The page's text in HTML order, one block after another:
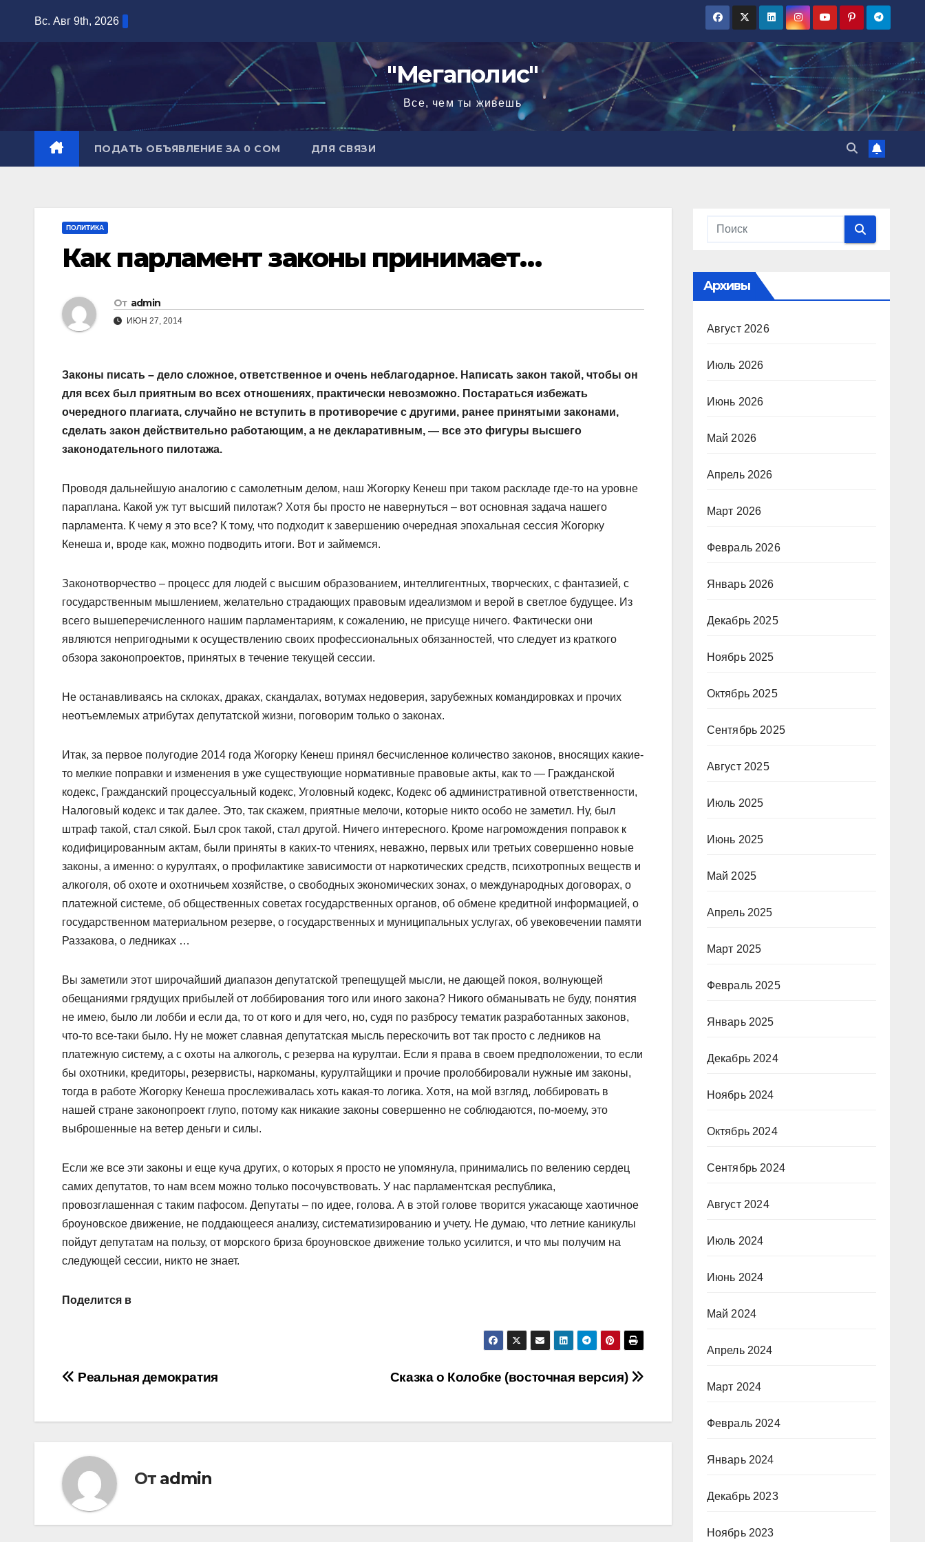
содержимому
Вс. Авг 9th, 2026
"Мегаполис"
Все, чем ты живешь
ПОДАТЬ ОБЪЯВЛЕНИЕ ЗА 0 СОМ ДЛЯ СВЯЗИ
ПОЛИТИКА
Как парламент законы принимает…
От admin
ИЮН 27, 2014
Законы писать – дело сложное, ответственное и очень неблагодарное. Написать закон такой, чтобы он
для всех был приятным во всех отношениях, практически невозможно. Постараться избежать
очередного плагиата, случайно не вступить в противоречие с другими, ранее принятыми законами,
сделать закон действительно работающим, а не декларативным, — все это фигуры высшего
законодательного пилотажа.
Проводя дальнейшую аналогию с самолетным делом, наш Жогорку Кенеш при таком раскладе где-то на уровне
параплана. Какой уж тут высший пилотаж? Хотя бы просто не навернуться – вот основная задача нашего
парламента. К чему я это все? К тому, что подходит к завершению очередная эпохальная сессия Жогорку
Кенеша и, вроде как, можно подводить итоги. Вот и займемся.
Законотворчество – процесс для людей с высшим образованием, интеллигентных, творческих, с фантазией, с
государственным мышлением, желательно страдающих правовым идеализмом и верой в светлое будущее. Из
всего вышеперечисленного нашим парламентариям, к сожалению, не присуще ничего. Фактически они
являются непригодными к осуществлению своих профессиональных обязанностей, что следует из краткого
обзора законопроектов, принятых в течение текущей сессии.
Не останавливаясь на склоках, драках, скандалах, вотумах недоверия, зарубежных командировках и прочих
неотъемлемых атрибутах депутатской жизни, поговорим только о законах.
Итак, за первое полугодие 2014 года Жогорку Кенеш принял бесчисленное количество законов, вносящих какие-
то мелкие поправки и изменения в уже существующие нормативные правовые акты, как то — Гражданской
кодекс, Гражданский процессуальный кодекс, Уголовный кодекс, Кодекс об административной ответственности,
Налоговый кодекс и так далее. Это, так скажем, приятные мелочи, которые никто особо не заметил. Ну, был
штраф такой, стал сякой. Был срок такой, стал другой. Ничего интересного. Кроме нагромождения поправок к
кодифицированным актам, были приняты в каких-то чтениях, неважно, первых или третьих совершенно новые
законы, а именно: о курултаях, о профилактике зависимости от наркотических средств, психотропных веществ и
алкоголя, об охоте и охотничьем хозяйстве, о свободных экономических зонах, о международных договорах, о
платежной системе, об общественных советах государственных органов, об обмене кредитной информацией, о
государственном материальном резерве, о государственных и муниципальных услугах, об увековечении памяти
Раззакова, о ледниках …
Вы заметили этот широчайший диапазон депутатской трепещущей мысли, не дающей покоя, волнующей
обещаниями грядущих прибылей от лоббирования того или иного закона? Никого обманывать не буду, понятия
не имею, было ли лобби и если да, то от кого и для чего, но, судя по разбросу тематик разработанных законов,
что-то все-таки было. Ну не может славная депутатская мысль перескочить вот так просто с ледников на
платежную систему, а с охоты на алкоголь, с резерва на курултаи. Если я права в своем предположении, то если
бы охотники, кредиторы, резервисты, наркоманы, курултайщики и прочие пролоббировали нужные им законы,
тогда в работе Жогорку Кенеша прослеживалась хоть какая-то логика. Хотя, на мой взгляд, лоббировать в
нашей стране законопроект глупо, потому как никакие законы совершенно не соблюдаются, по-моему, это
выброшенные на ветер деньги и силы.
Если же все эти законы и еще куча других, о которых я просто не упомянула, принимались по велению сердец
самих депутатов, то нам всем можно только посочувствовать. У нас парламентская республика,
провозглашенная с таким пафосом. Депутаты – по идее, голова. А в этой голове творится ужасающе хаотичное
броуновское движение, не поддающееся анализу, систематизированию и учету. Не думаю, что летние каникулы
пойдут депутатам на пользу, от морского бриза броуновское движение только усилится, и что мы получим на
следующей сессии, никто не знает.
Поделится в
Навигация
Сказка о Колобке (восточная версия)
Реальная демократия
От admin
Архивы
Август 2026
Июль 2026
Июнь 2026
Май 2026
Апрель 2026
Март 2026
Февраль 2026
Январь 2026
Декабрь 2025
Ноябрь 2025
Октябрь 2025
Сентябрь 2025
Август 2025
Июль 2025
Июнь 2025
Май 2025
Апрель 2025
Март 2025
Февраль 2025
Январь 2025
Декабрь 2024
Ноябрь 2024
Октябрь 2024
Сентябрь 2024
Август 2024
Июль 2024
Июнь 2024
Май 2024
Апрель 2024
Март 2024
Февраль 2024
Январь 2024
Декабрь 2023
Ноябрь 2023